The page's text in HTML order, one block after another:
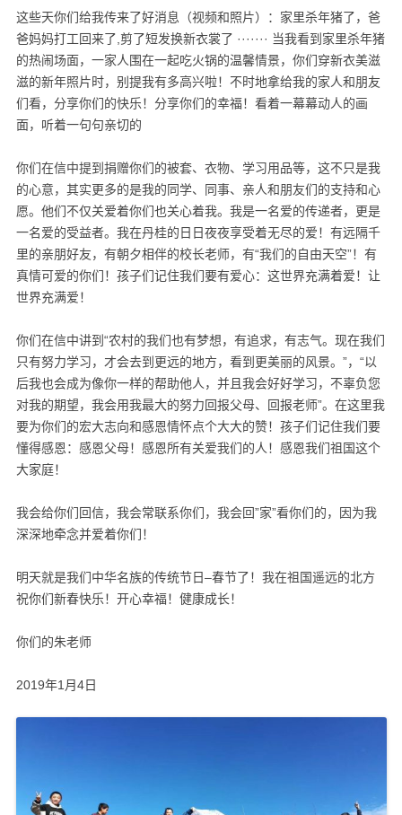
这些天你们给我传来了好消息（视频和照片）：家里杀年猪了，爸
爸妈妈打工回来了,剪了短发换新衣裳了 ······· 当我看到家里杀年猪
的热闹场面，一家人围在一起吃火锅的温馨情景，你们穿新衣美滋
滋的新年照片时，别提我有多高兴啦！不时地拿给我的家人和朋友
们看，分享你们的快乐！分享你们的幸福！看着一幕幕动人的画
面，听着一句句亲切的
你们在信中提到捐赠你们的被套、衣物、学习用品等，这不只是我
的心意，其实更多的是我的同学、同事、亲人和朋友们的支持和心
愿。他们不仅关爱着你们也关心着我。我是一名爱的传递者，更是
一名爱的受益者。我在丹桂的日日夜夜享受着无尽的爱！有远隔千
里的亲朋好友，有朝夕相伴的校长老师，有“我们的自由天空”！有
真情可爱的你们！孩子们记住我们要有爱心：这世界充满着爱！让
世界充满爱！
你们在信中讲到“农村的我们也有梦想，有追求，有志气。现在我们
只有努力学习，才会去到更远的地方，看到更美丽的风景。”，“以
后我也会成为像你一样的帮助他人，并且我会好好学习，不辜负您
对我的期望，我会用我最大的努力回报父母、回报老师”。在这里我
要为你们的宏大志向和感恩情怀点个大大的赞！孩子们记住我们要
懂得感恩：感恩父母！感恩所有关爱我们的人！感恩我们祖国这个
大家庭！
我会给你们回信，我会常联系你们，我会回”家”看你们的，因为我
深深地牵念并爱着你们！
明天就是我们中华名族的传统节日–春节了！我在祖国遥远的北方
祝你们新春快乐！开心幸福！健康成长！
你们的朱老师
2019年1月4日